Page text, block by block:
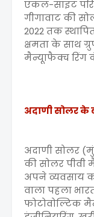
एकल-साइट
गीगावाट की
2022 तक
क्षमता के साथ
मैन्यूाफैक्च रिंग
अदाणी सोलर के
अदाणी सोलर
की सोलर पीवी
अपने व्यवसाय
वाला पहला
फोटोवोल्टिक